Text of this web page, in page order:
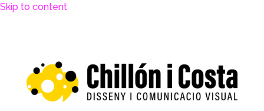
Skip to content